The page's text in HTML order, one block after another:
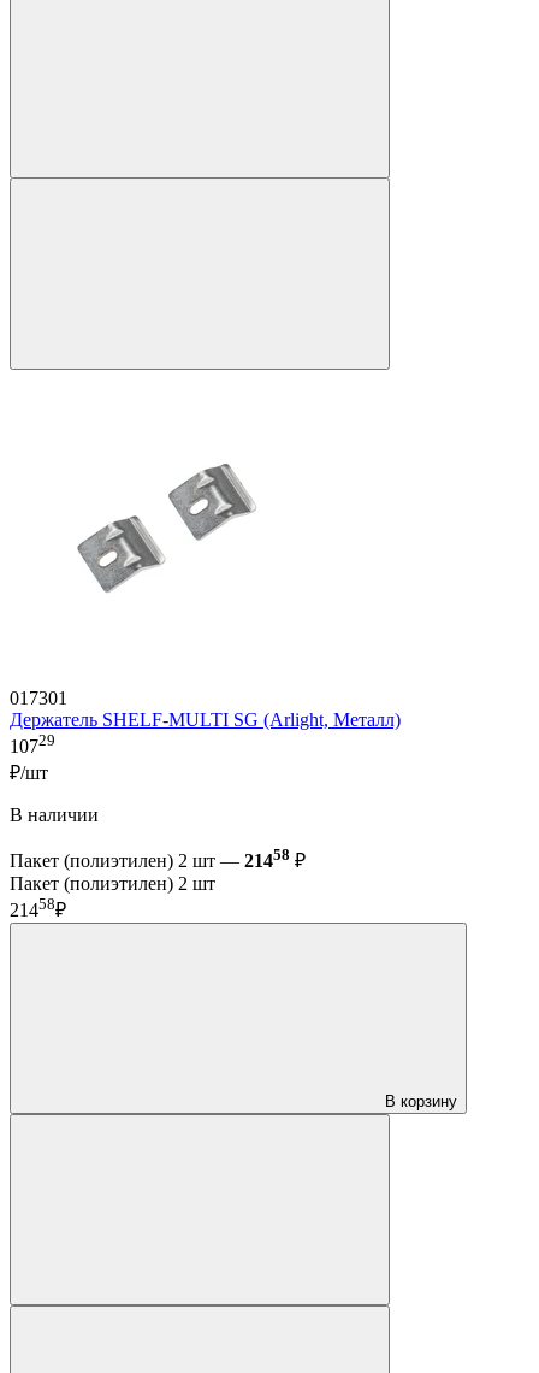
017301
Держатель SHELF-MULTI SG (Arlight, Металл)
10729
₽/шт
В наличии
Пакет (полиэтилен) 2 шт — 21458 ₽
Пакет (полиэтилен) 2 шт
21458₽
В корзину